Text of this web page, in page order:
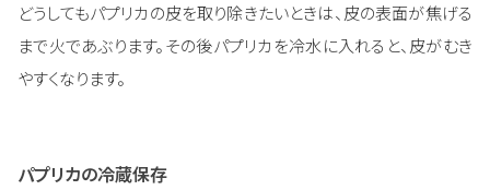
どうしてもパプリカの皮を取り除きたいときは、皮の表面が焦げる
まで火であぶります。その後パプリカを冷水に入れると、皮がむき
やすくなります。
パプリカの冷蔵保存